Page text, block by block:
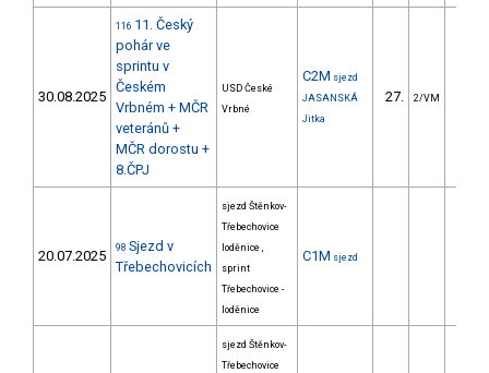
30.08.2025
116 11. Český
pohár ve
sprintu v
Českém
Vrbném + MČR
veteránů +
MČR dorostu +
8.ČPJ
USD České
Vrbné
C2M sjezd
JASANSKÁ
Jitka
27. 2/VM
20.07.2025 98 Sjezd v
Třebechovicích
sjezd Štěnkov-
Třebechovice
loděnice ,
sprint
Třebechovice -
loděnice
C1M sjezd
sjezd Štěnkov-
Třebechovice